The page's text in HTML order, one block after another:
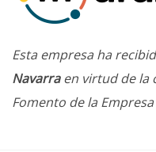
Esta empresa ha
Navarraen virtud de la
Fomento de la